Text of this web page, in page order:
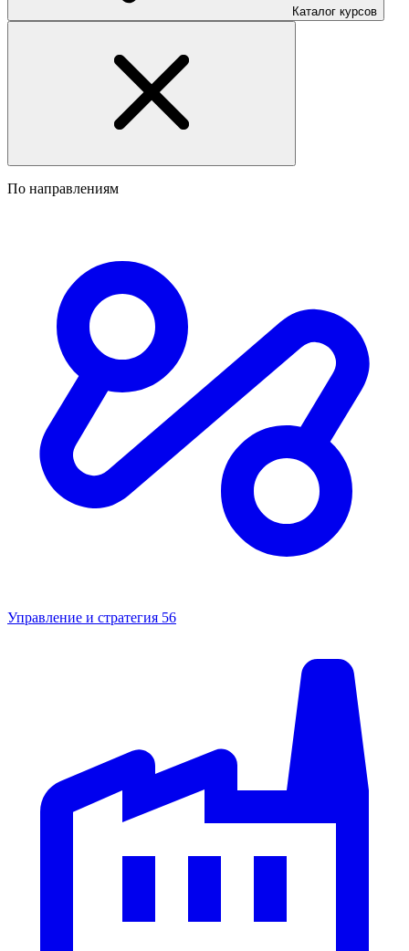
Каталог курсов
По направлениям
Управление и стратегия 56